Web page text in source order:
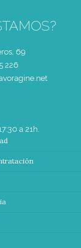
69
226‬
a 21h.